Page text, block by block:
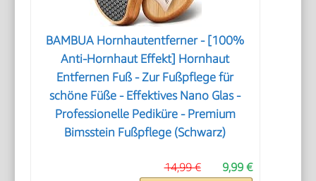
BAMBUA Hornhautentferner - [100%
Anti-Hornhaut Effekt] Hornhaut
Entfernen Fuß - Zur Fußpflege für
schöne Füße - Effektives Nano Glas -
Professionelle Pediküre - Premium
Bimsstein Fußpflege (Schwarz)
9,99 €
14,99 €